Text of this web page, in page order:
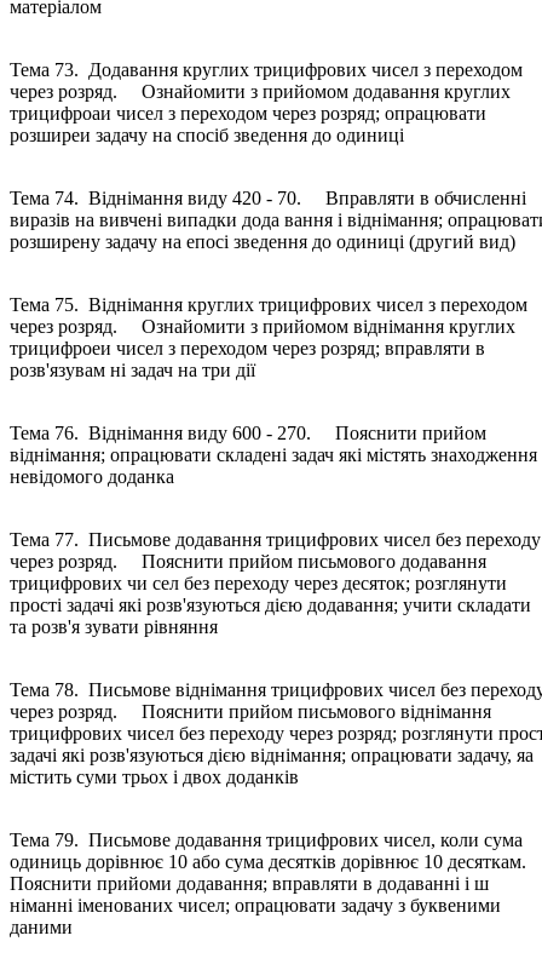
матеріалом
Тема 73. Додавання круглих трицифрових чисел з переходом
через розряд. Ознайомити з прийомом додавання круглих
трицифроаи чисел з переходом через розряд; опрацювати
розширеи задачу на спосіб зведення до одиниці
Тема 74. Віднімання виду 420 - 70. Вправляти в обчисленні
виразів на вивчені випадки дода вання і віднімання;
розширену задачу на епосі зведення до одиниці (другий вид)
Тема 75. Віднімання круглих трицифрових чисел з переходом
через розряд. Ознайомити з прийомом віднімання круглих
трицифроеи чисел з переходом через розряд; вправляти в
розв'язувам ні задач на три дії
Тема 76. Віднімання виду 600 - 270. Пояснити прийом
віднімання; опрацювати складені задач які містять знаходження
невідомого доданка
Тема 77. Письмове додавання трицифрових чисел без переходу
через розряд. Пояснити прийом письмового додавання
трицифрових чи сел без переходу через десяток; розглянути
прості задачі які розв'язуються дією додавання; учити складати
та розв'я зувати рівняння
Тема 78. Письмове віднімання трицифрових чисел без
через розряд. Пояснити прийом письмового віднімання
трицифрових чисел без переходу через розряд; розглянути
задачі які розв'язуються дією віднімання; опрацювати задачу, яа
містить суми трьох і двох доданків
Тема 79. Письмове додавання трицифрових чисел, коли сума
одиниць дорівнює 10 або сума десятків дорівнює 10
Пояснити прийоми додавання; вправляти в додаванні і ш
німанні іменованих чисел; опрацювати задачу з буквеними
даними